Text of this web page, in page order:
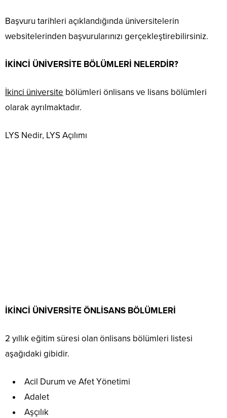
Başvuru tarihleri açıklandığında üniversitelerin
websitelerinden başvurularınızı gerçekleştirebilirsiniz.
İKİNCİ ÜNİVERSİTE BÖLÜMLERİ NELERDİR?
İkinci üniversite bölümleri önlisans ve lisans bölümleri
olarak ayrılmaktadır.
LYS Nedir, LYS Açılımı
İKİNCİ ÜNİVERSİTE ÖNLİSANS BÖLÜMLERİ
2 yıllık eğitim süresi olan önlisans bölümleri listesi
aşağıdaki gibidir.
Acil Durum ve Afet Yönetimi
Adalet
Aşçılık